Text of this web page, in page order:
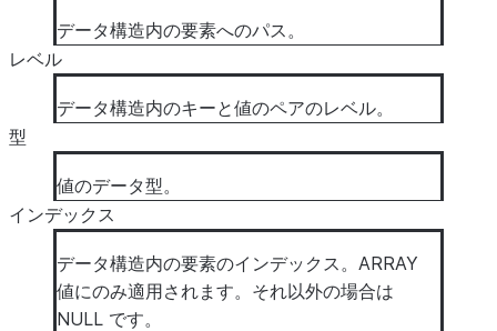
データ構造内の要素へのパス。
レベル
データ構造内のキーと値のペアのレベル。
型
値のデータ型。
インデックス
データ構造内の要素のインデックス。ARRAY
値にのみ適用されます。それ以外の場合は
NULL です。